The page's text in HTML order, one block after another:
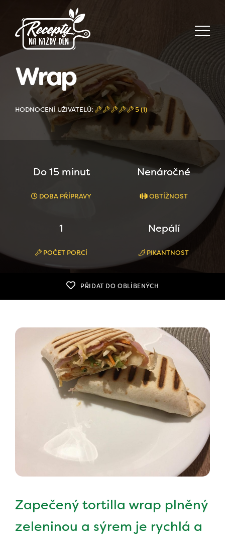
Wrap
HODNOCENÍ UŽIVATELŮ: 5 (1)
Do 15 minut
DOBA PŘÍPRAVY
Nenáročné
OBTÍŽNOST
1
POČET PORCÍ
Nepálí
PIKANTNOST
PŘIDAT DO OBLÍBENÝCH
Zapečený tortilla wrap plněný
zeleninou a sýrem je rychlá a